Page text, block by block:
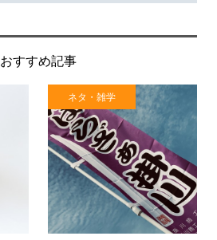
おすすめ記事
ネタ・雑学